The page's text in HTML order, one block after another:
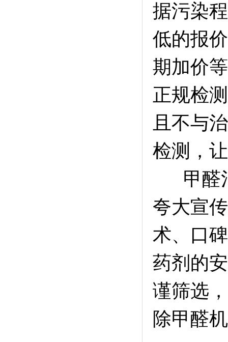
据污染
低的报
期加价
正规检
且不与
检测，
甲醛治
夸大宣
术、口
药剂的
谨筛选
除甲醛